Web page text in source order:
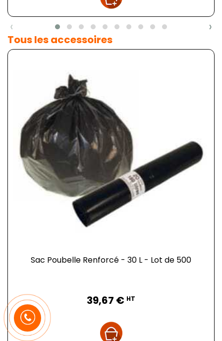
‹ ›
Tous les accessoires
Sac Poubelle Renforcé - 30 L - Lot de 500
39,67 € HT